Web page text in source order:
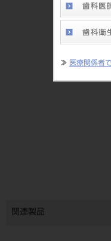
≫ 医療関係者
関連製品